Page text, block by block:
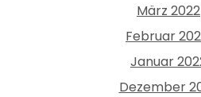
März 2022
Februar
Januar
Dezember